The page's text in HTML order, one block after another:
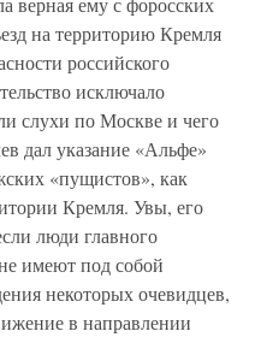
на территорию Кремля
российского
исключало
слухи по Москве и чего
дал указание «Альфе»
«пущистов», как
Кремля. Увы, его
люди главного
имеют под собой
некоторых очевидцев,
в направлении